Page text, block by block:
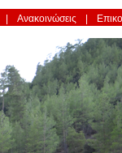
Ανακοινώσεις